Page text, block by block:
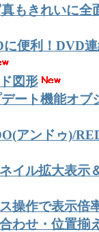
もきれいに全
便利！DVD
図形
ート機能オブ
アンドゥ)/
イル拡大表示
操作で表示倍
わせ・位置揃